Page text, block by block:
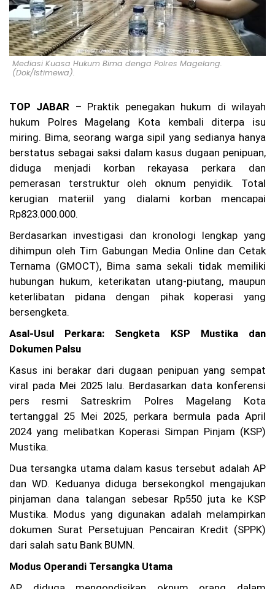
lre
st
ab
es
Ba
nd
un
nd
ak
Pr
es
na
l
da
an
ar
an
W
ar
nd
un
ot
es
pa
ng
an
Pa
Be
ris
ik
hi
ng
ga
m,
Mediasi Kuasa Hukum Bima denga Polres Magelang.
(Dok/Istimewa).
TOP JABAR – Praktik penegakan hukum di wilayah
hukum Polres Magelang Kota kembali diterpa isu
miring. Bima, seorang warga sipil yang sedianya hanya
berstatus sebagai saksi dalam kasus dugaan penipuan,
diduga menjadi korban rekayasa perkara dan
pemerasan terstruktur oleh oknum penyidik. Total
kerugian materiil yang dialami korban mencapai
Rp823.000.000.
Berdasarkan investigasi dan kronologi lengkap yang
dihimpun oleh Tim Gabungan Media Online dan Cetak
Ternama (GMOCT), Bima sama sekali tidak memiliki
hubungan hukum, keterikatan utang-piutang, maupun
keterlibatan pidana dengan pihak koperasi yang
bersengketa.
Asal-Usul Perkara: Sengketa KSP Mustika dan
Dokumen Palsu
Kasus ini berakar dari dugaan penipuan yang sempat
viral pada Mei 2025 lalu. Berdasarkan data konferensi
pers resmi Satreskrim Polres Magelang Kota
tertanggal 25 Mei 2025, perkara bermula pada April
2024 yang melibatkan Koperasi Simpan Pinjam (KSP)
Mustika.
Dua tersangka utama dalam kasus tersebut adalah AP
dan WD. Keduanya diduga bersekongkol mengajukan
pinjaman dana talangan sebesar Rp550 juta ke KSP
Mustika. Modus yang digunakan adalah melampirkan
dokumen Surat Persetujuan Pencairan Kredit (SPPK)
dari salah satu Bank BUMN.
Modus Operandi Tersangka Utama